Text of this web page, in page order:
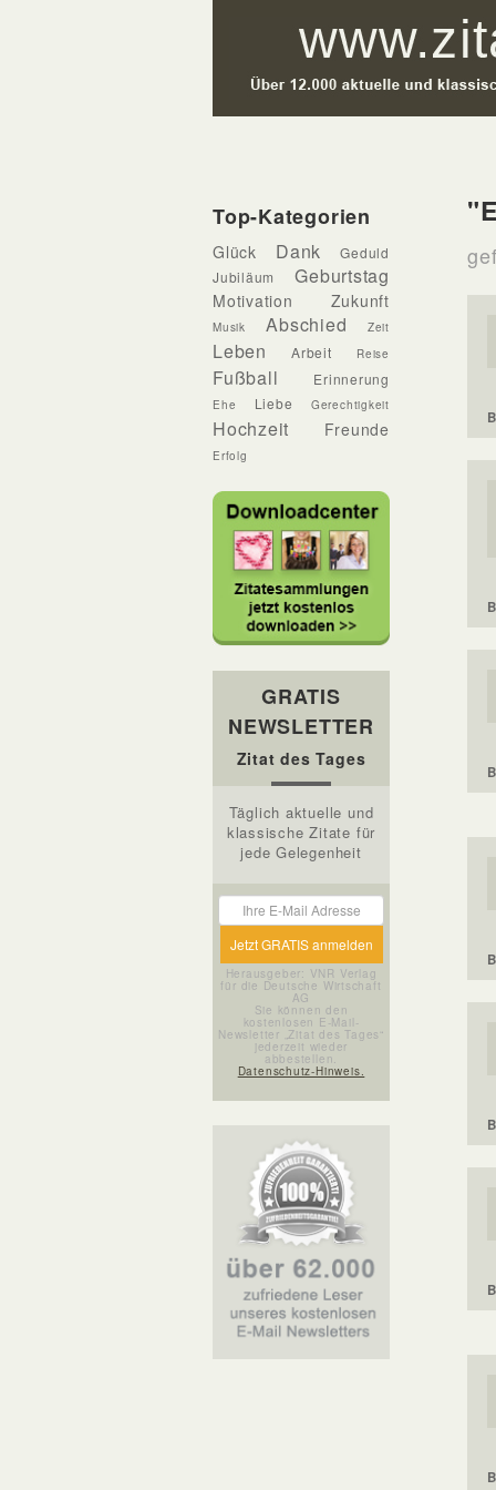
Top-Kategorien
Glück Dank
Geduld
Jubiläum
Geburtstag
Motivation Zukunft
Musik Abschied Zeit
Leben Arbeit Reise
Fußball Erinnerung
Ehe Liebe Gerechtigkeit
Hochzeit Freunde
Erfolg
GRATIS
NEWSLETTER
Zitat des Tages
Täglich aktuelle und
klassische Zitate für
jede Gelegenheit
Herausgeber: VNR Verlag
für die Deutsche Wirtschaft
AG
Sie können den
kostenlosen E-Mail-
Newsletter „Zitat des Tages“
jederzeit wieder
abbestellen.
Datenschutz-Hinweis.